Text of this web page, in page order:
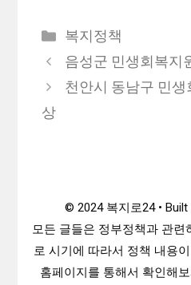
카
테
고
리
복지정책
음성군 민생회복지
천안시 동남구 민생
상
© 2024 복지로24 •
모든 글들은 정부정책과 관련
로 시기에 따라서 정책 내용
홈페이지를 통해서 확인해